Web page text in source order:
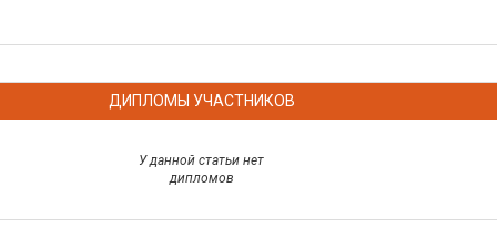
ДИПЛОМЫ УЧАСТНИКОВ
У данной статьи нет
дипломов